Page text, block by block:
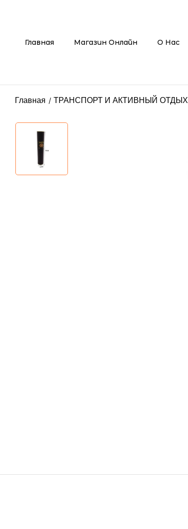
Главная Магазин Онлайн О Нас
Главная ТРАНСПОРТ И АКТИВНЫЙ ОТДЫХ